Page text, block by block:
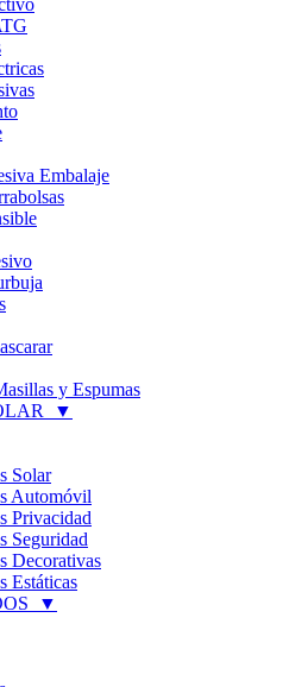
Embalaje
y Espumas
▼
Solar
Automóvil
Privacidad
Seguridad
Decorativas
Estáticas
▼